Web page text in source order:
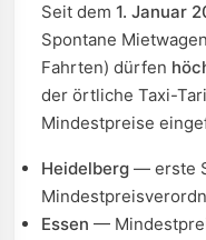
Seit dem 1. Januar
Spontane
Fahrten) dürfen
der örtliche Taxi-
Mindestpreise
Heidelberg — erste
Essen —